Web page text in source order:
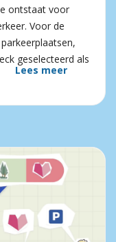
ontstaat voor
Voor de
geselecteerd als
Lees meer